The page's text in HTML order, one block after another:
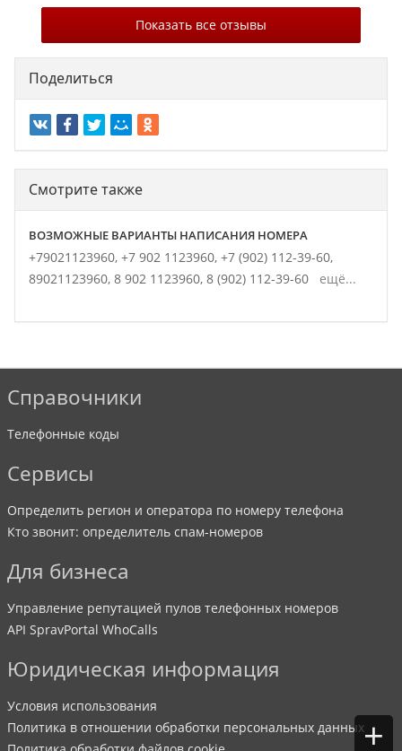
Показать все отзывы
+
Поделиться
Смотрите также
ВОЗМОЖНЫЕ ВАРИАНТЫ НАПИСАНИЯ НОМЕРА
+79021123960, +7 902 1123960, +7 (902) 112-39-60,
89021123960, 8 902 1123960, 8 (902) 112-39-60 ещё...
Справочники
Телефонные коды
Сервисы
Определить регион и оператора по номеру телефона
Кто звонит: определитель спам-номеров
Для бизнеса
Управление репутацией пулов телефонных номеров
API SpravPortal WhoCalls
Юридическая информация
Условия использования
Политика в отношении обработки персональных данных